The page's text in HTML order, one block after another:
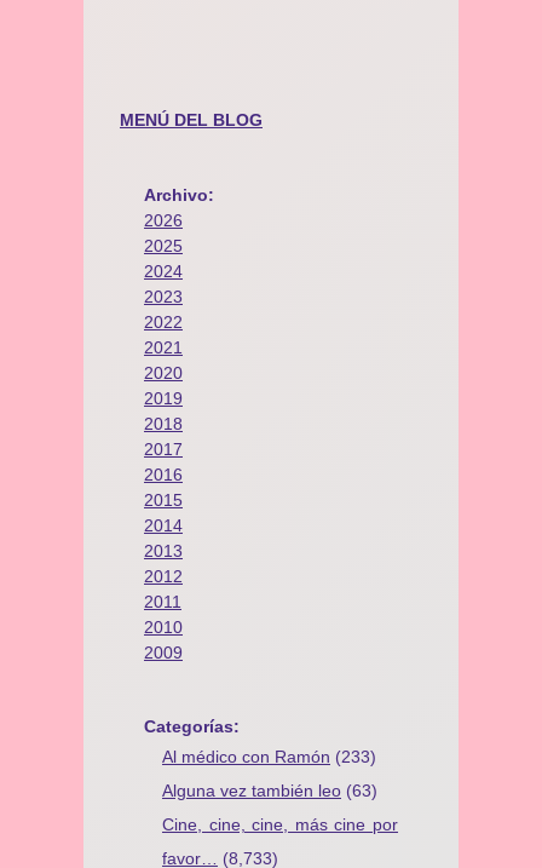
MENÚ DEL BLOG
Archivo:
2026
2025
2024
2023
2022
2021
2020
2019
2018
2017
2016
2015
2014
2013
2012
2011
2010
2009
Categorías:
Al médico con Ramón (233)
Alguna vez también leo (63)
Cine, cine, cine, más cine por
favor…
(8,733)